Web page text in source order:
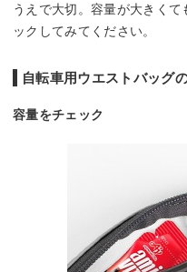
うえで大切。容量が大きく
ックしてみてください。
自転車用ウエストバッグ
容量をチェック